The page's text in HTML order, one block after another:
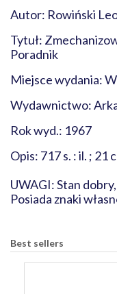
Autor: Rowiński
Tytuł:
Poradnik
Miejsce wydania:
Wydawnictwo:
Rok wyd.: 1967
Opis: 717 s. : il. ; 21
UWAGI: Stan
Posiada znaki
Best sellers